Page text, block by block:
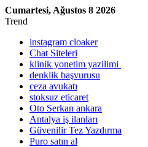
Cumartesi, Ağustos 8 2026
Trend
instagram cloaker
Chat Siteleri
klinik yonetim yazilimi
denklik başvurusu
ceza avukatı
stoksuz eticaret
Oto Serkan ankara
Antalya iş ilanları
Güvenilir Tez Yazdırma
Puro satın al